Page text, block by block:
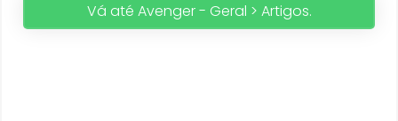
Vá até Avenger - Geral > Artigos.